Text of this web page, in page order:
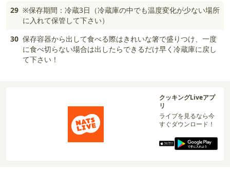
29 ※保存期間：冷蔵3日（冷蔵庫の中でも温度変化が少ない場所
に入れて保管して下さい）
30 保存容器から出して食べる際はきれいな箸で盛りつけ、一度
に食べ切らない場合は出したらできるだけ早く冷蔵庫に戻し
て下さい！
クッキングLiveアプ
リ
ライブを見るなら今
すぐダウンロード！